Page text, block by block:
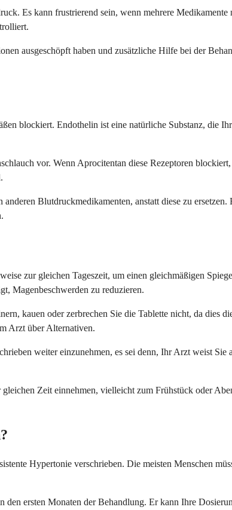
Es kann frustrierend sein, wenn mehrere
ausgeschöpft haben und zusätzliche Hilfe bei der
blockiert. Endothelin ist eine natürliche Substanz, die
vor. Wenn Aprocitentan diese Rezeptoren
Blutdruckmedikamenten, anstatt diese zu
zur gleichen Tageszeit, um einen gleichmäßigen
Magenbeschwerden zu reduzieren.
kauen oder zerbrechen Sie die Tablette nicht, da dies
Arzt über Alternativen.
weiter einzunehmen, es sei denn, Ihr Arzt weist
Zeit einnehmen, vielleicht zum Frühstück oder
Hypertonie verschrieben. Die meisten Menschen
ersten Monaten der Behandlung. Er kann Ihre